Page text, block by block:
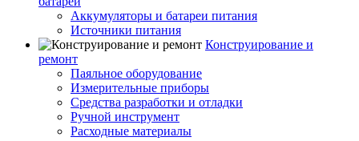
Аккумуляторы и батареи питания
Источники питания
Конструирование и
ремонт
Паяльное оборудование
Измерительные приборы
Средства разработки и отладки
Ручной инструмент
Расходные материалы